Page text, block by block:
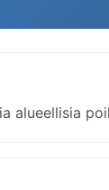
alueellisia